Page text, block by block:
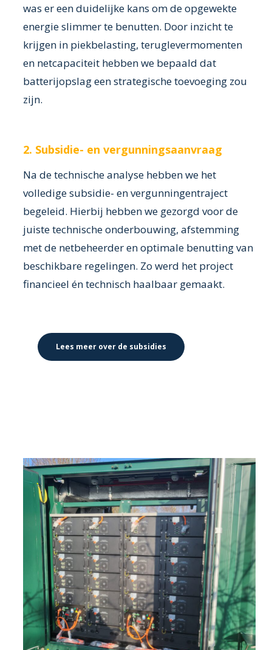
was er een duidelijke kans om de opgewekte
energie slimmer te benutten. Door inzicht te
krijgen in piekbelasting, teruglevermomenten
en netcapaciteit hebben we bepaald dat
batterijopslag een strategische toevoeging zou
zijn.
2. Subsidie- en vergunningsaanvraag
Na de technische analyse hebben we het
volledige subsidie- en vergunningentraject
begeleid. Hierbij hebben we gezorgd voor de
juiste technische onderbouwing, afstemming
met de netbeheerder en optimale benutting van
beschikbare regelingen. Zo werd het project
financieel én technisch haalbaar gemaakt.
Lees meer over de subsidies